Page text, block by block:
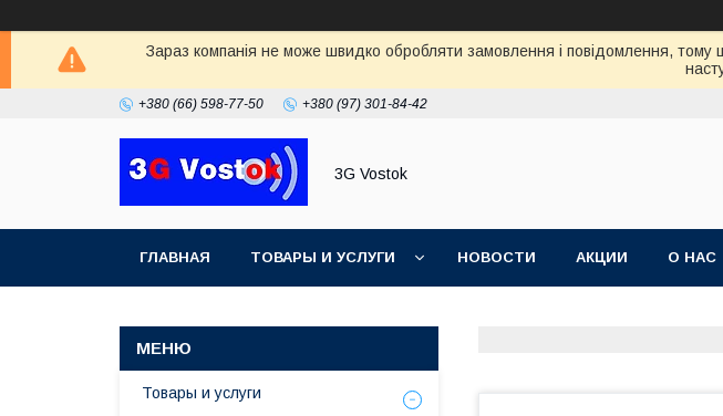
Зараз компанія не може швидко обробляти замовлення і повідомлення, тому
+380 (66) 598-77-50 +380 (97) 301-84-42
3G Vostok
ГЛАВНАЯ ТОВАРЫ И УСЛУГИ НОВОСТИ АКЦИИ О НАС
Товары и услуги